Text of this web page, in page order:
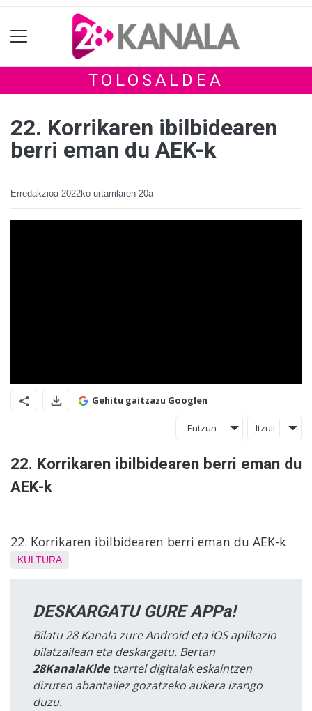
TOLOSALDEA
22. Korrikaren ibilbidearen
berri eman du AEK-k
Erredakzioa 2022ko urtarrilaren 20a
Gehitu gaitzazu Googlen
Entzun Itzuli
22. Korrikaren ibilbidearen berri eman du
AEK-k
22. Korrikaren ibilbidearen berri eman du AEK-k
KULTURA
DESKARGATU GURE APPa!
Bilatu 28 Kanala zure Android eta iOS aplikazio
bilatzailean eta deskargatu. Bertan
28KanalaKidetxartel digitalak eskaintzen
dizuten abantailez gozatzeko aukera izango
duzu.